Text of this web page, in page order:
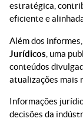
estratégica,
eficiente e
Além dos
Jurídicos , uma
conteúdos
atualizações mais
Informações
decisões da